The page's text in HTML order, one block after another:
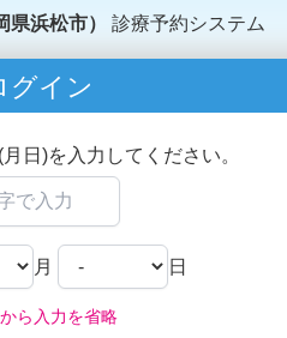
浜松市） 診療予約システム
グイン
日)を入力してください。
月 日
ら入力を省略